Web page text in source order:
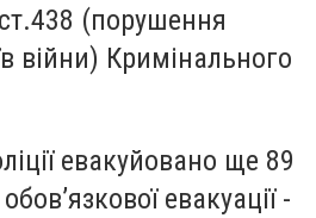
(порушення
війни) Кримінального
евакуйовано ще 89
евакуації -